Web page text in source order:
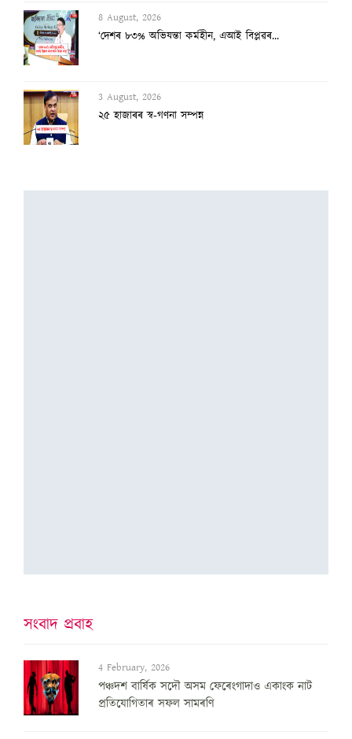
8 August, 2026
‘দেশৰ ৮৩% অভিযন্তা কৰ্মহীন, এআই বিপ্লৱৰ...
3 August, 2026
২৫ হাজাৰৰ স্ব-গণনা সম্পন্ন
অসমৰ বানক ৰাষ্ট্ৰীয় সমস্যা ঘোষণাৰ দাবীত...
সংবাদ প্ৰবাহ
4 February, 2026
পঞ্চদশ বার্ষিক সদৌ অসম ফেৰেংগাদাও একাংক নাট
প্রতিযোগিতাৰ সফল সামৰণি